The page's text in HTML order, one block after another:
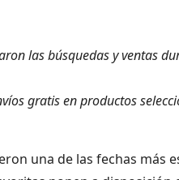
las búsquedas y ventas
gratis en productos
una de las fechas más